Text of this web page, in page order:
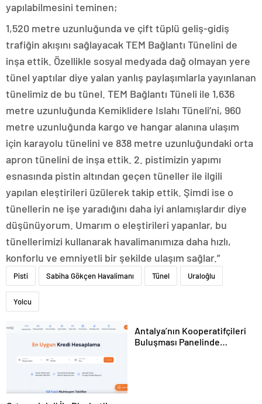
yapılabilmesini teminen;
1,520 metre uzunluğunda ve çift tüplü geliş-gidiş
trafiğin akışını sağlayacak TEM Bağlantı Tünelini de
inşa ettik. Özellikle sosyal medyada dağ olmayan yere
tünel yaptılar diye yalan yanlış paylaşımlarla yayınlanan
tünelimiz de bu tünel. TEM Bağlantı Tüneli ile 1,636
metre uzunluğunda Kemiklidere Islahı Tüneli’ni, 960
metre uzunluğunda kargo ve hangar alanına ulaşım
için karayolu tünelini ve 838 metre uzunluğundaki orta
apron tünelini de inşa ettik. 2. pistimizin yapımı
esnasında pistin altından geçen tüneller ile ilgili
yapılan eleştirileri üzülerek takip ettik. Şimdi ise o
tünellerin ne işe yaradığını daha iyi anlamışlardır diye
düşünüyorum. Umarım o eleştirileri yapanlar, bu
tünellerimizi kullanarak havalimanımıza daha hızlı,
konforlu ve emniyetli bir şekilde ulaşım sağlar.”
Pisti Sabiha Gökçen Havalimanı Tünel Uraloğlu
Yolcu
Antalya’nın Kooperatifçileri
Buluşması Panelinde